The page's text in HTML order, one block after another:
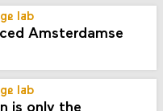
lab
Amsterdamse
lab